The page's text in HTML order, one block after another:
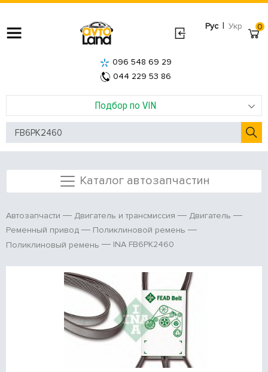
Рус | Укр
Подбор по VIN
096 548 69 29
044 229 53 86
0
Каталог автозапчастин
Автозапчасти Двигатель и трансмиссия
Двигатель
Ременный привод
Поликлиновой ремень
Поликлиновый ремень
INA FB6PK2460